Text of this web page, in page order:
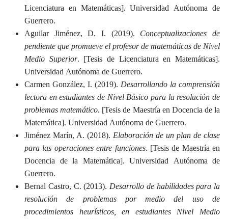
Licenciatura en Matemáticas]. Universidad Autónoma de
Guerrero.
Aguilar Jiménez, D. I. (2019). Conceptualizaciones de
pendiente que promueve el profesor de matemáticas de Nivel
Medio Superior. [Tesis de Licenciatura en Matemáticas].
Universidad Autónoma de Guerrero.
Carmen González, I. (2019). Desarrollando la comprensión
lectora en estudiantes de Nivel Básico para la resolución de
problemas matemático. [Tesis de Maestría en Docencia de la
Matemática]. Universidad Autónoma de Guerrero.
Jiménez Marín, A. (2018). Elaboración de un plan de clase
para las operaciones entre funciones. [Tesis de Maestría en
Docencia de la Matemática]. Universidad Autónoma de
Guerrero.
Bernal Castro, C. (2013). Desarrollo de habilidades para la
resolución de problemas por medio del uso de
procedimientos heurísticos, en estudiantes Nivel Medio